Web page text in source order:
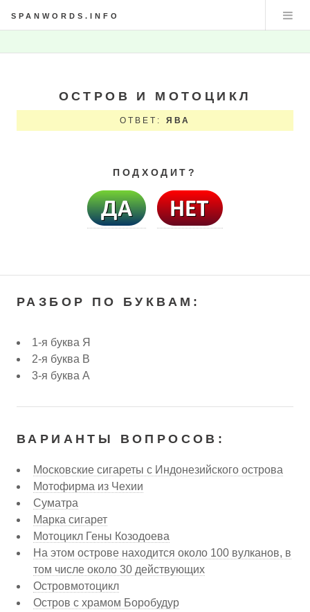
SPANWORDS.INFO
ОСТРОВ И МОТОЦИКЛ
ОТВЕТ: ЯВА
ПОДХОДИТ?
РАЗБОР ПО БУКВАМ:
1-я буква Я
2-я буква В
3-я буква А
ВАРИАНТЫ ВОПРОСОВ:
Московские сигареты с Индонезийского острова
Мотофирма из Чехии
Суматра
Марка сигарет
Мотоцикл Гены Козодоева
На этом острове находится около 100 вулканов, в
том числе около 30 действующих
Островмотоцикл
Остров с храмом Боробудур